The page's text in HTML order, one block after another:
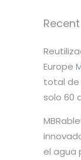
Europe
total de
solo 60
el agua